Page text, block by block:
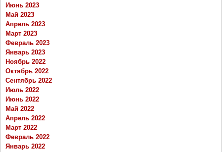
Июнь 2023
Май 2023
Апрель 2023
Март 2023
Февраль 2023
Январь 2023
Ноябрь 2022
Октябрь 2022
Сентябрь 2022
Июль 2022
Июнь 2022
Май 2022
Апрель 2022
Март 2022
Февраль 2022
Январь 2022